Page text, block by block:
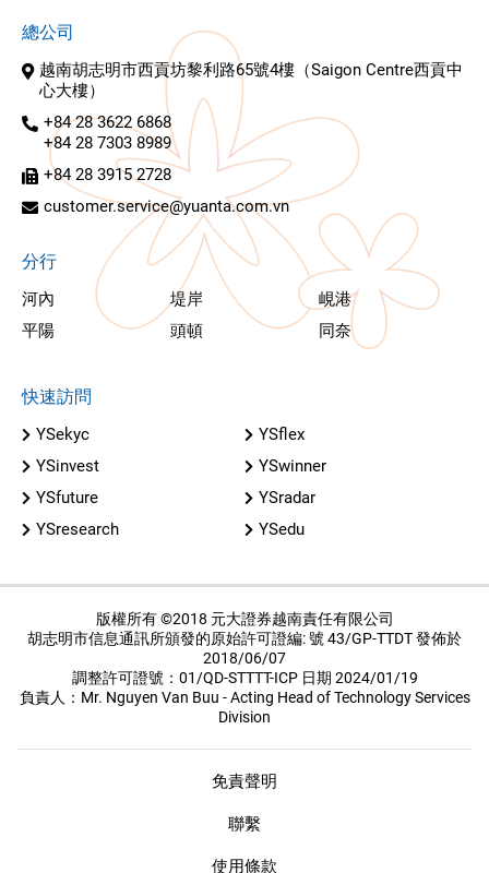
總公司
越南胡志明市西貢坊黎利路65號4樓（Saigon Centre西貢中
心大樓）
+84 28 3622 6868
+84 28 7303 8989
+84 28 3915 2728
customer.service@yuanta.com.vn
分行
河內 堤岸
峴港
平陽
頭頓 同奈
快速訪問
YSekyc
YSflex
YSinvest
YSwinner
YSfuture
YSradar
YSresearch
YSedu
版權所有 ©2018 元大證券越南責任有限公司
胡志明市信息通訊所頒發的原始許可證編: 號 43/GP-TTDT 發佈於
2018/06/07
調整許可證號：01/QD-STTTT-ICP 日期 2024/01/19
負責人：Mr. Nguyen Van Buu - Acting Head of Technology Services
Division
免責聲明
聯繫
使用條款